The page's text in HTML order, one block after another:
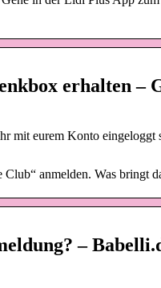
erhalten –
eurem Konto eingeloggt
anmelden. Was bringt
–